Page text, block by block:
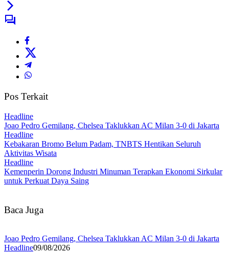
Pos Terkait
Headline
Joao Pedro Gemilang, Chelsea Taklukkan AC Milan 3-0 di Jakarta
Headline
Kebakaran Bromo Belum Padam, TNBTS Hentikan Seluruh
Aktivitas Wisata
Headline
Kemenperin Dorong Industri Minuman Terapkan Ekonomi Sirkular
untuk Perkuat Daya Saing
Baca Juga
Joao Pedro Gemilang, Chelsea Taklukkan AC Milan 3-0 di Jakarta
Headline09/08/2026